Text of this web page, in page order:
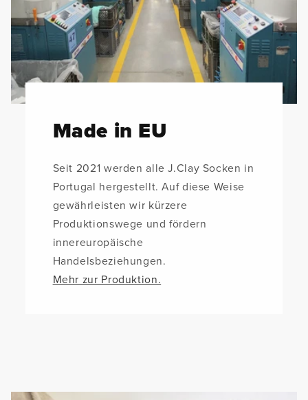
Made in EU
Seit 2021 werden alle J.Clay Socken in
Portugal hergestellt. Auf diese Weise
gewährleisten wir kürzere
Produktionswege und fördern
innereuropäische
Handelsbeziehungen.
Mehr zur Produktion.